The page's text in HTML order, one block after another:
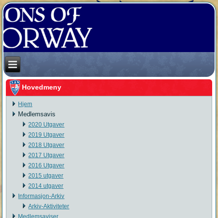
Hovedmeny
Hjem
Medlemsavis
2020 Utgaver
2019 Utgaver
2018 Utgaver
2017 Utgaver
2016 Utgaver
2015 utgaver
2014 utgaver
Informasjon-Arkiv
Arkiv-Aktiviteter